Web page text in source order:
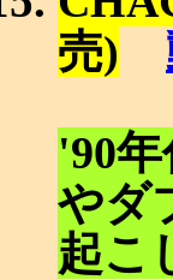
売)
'90
やダ
起こ